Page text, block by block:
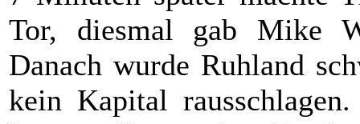
Tor, diesmal gab Mike
Danach wurde Ruhland
kein Kapital